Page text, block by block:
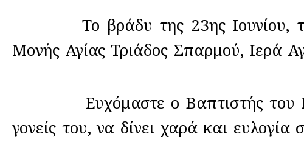
Το βράδυ της 23ης Ιουνίου,
Μονής Αγίας Τριάδος Σπαρμού, Ιερά
Ευχόμαστε ο Βαπτιστής του
γονείς του, να δίνει χαρά και ευλογία